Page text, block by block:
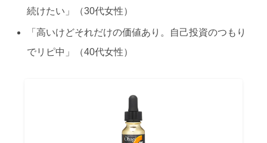
続けたい」（30代女性）
「高いけどそれだけの価値あり。自己投資のつもり
でリピ中」（40代女性）